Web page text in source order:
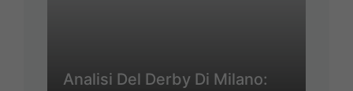
Analisi Del Derby Di Milano: